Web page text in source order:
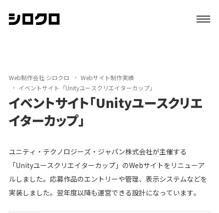
サービス
制作実績
ブログ
会社案内
Web制作会社 シロクロ
Webサイト制作実績
イベントサイト「Unityユースクリエイターカップ」
イベントサイト「Unityユースクリエ
イターカップ」
ユニティ・テクノロジーズ・ジャパン株式会社が主催する
「Unityユースクリエイターカップ」のWebサイトをリニューア
ルしました。応募作品のエントリーや管理、表示システムなどを
実装しました。翌年度以降も運営できる設計になっています。